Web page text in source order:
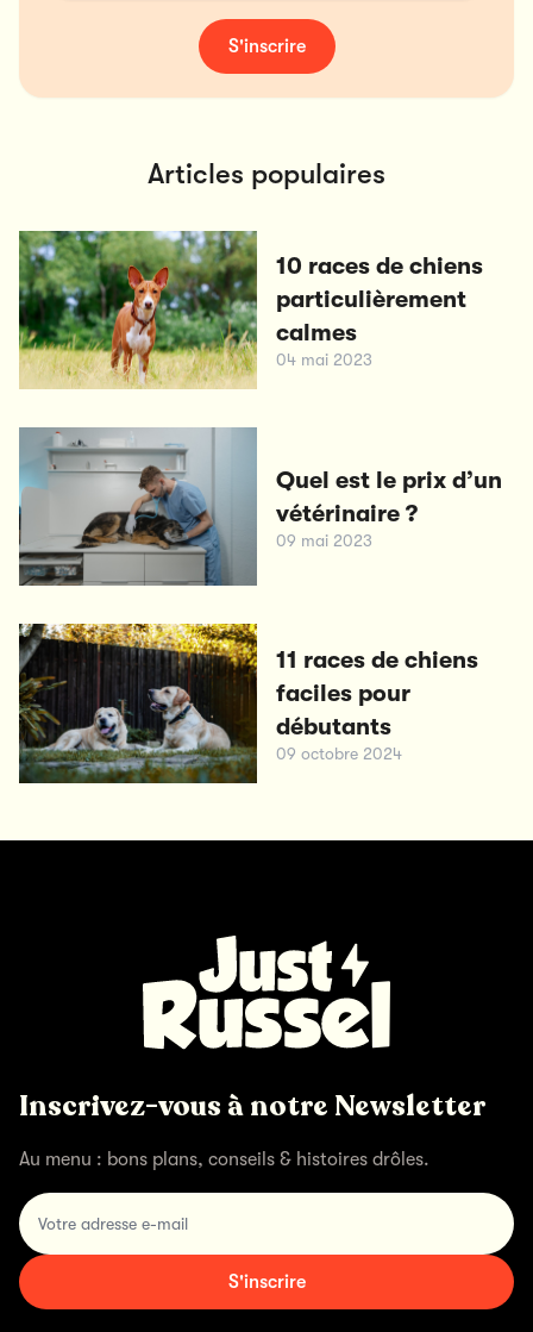
S'inscrire
Articles populaires
10 races de chiens
particulièrement
calmes
04 mai 2023
Quel est le prix d’un
vétérinaire ?
09 mai 2023
11 races de chiens
faciles pour
débutants
09 octobre 2024
Inscrivez-vous à notre Newsletter
Au menu : bons plans, conseils & histoires drôles.
Votre adresse e-mail
S'inscrire